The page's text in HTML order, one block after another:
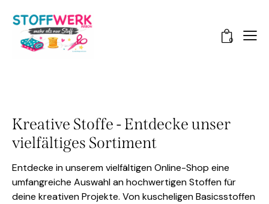
0
Kreative Stoffe - Entdecke unser
vielfältiges Sortiment
Entdecke in unserem vielfältigen Online-Shop eine
umfangreiche Auswahl an hochwertigen Stoffen für
deine kreativen Projekte. Von kuscheligen Basicsstoffen